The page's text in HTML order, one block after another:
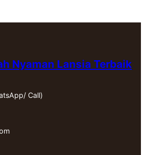
Nyaman Lansia Terbaik
Call)